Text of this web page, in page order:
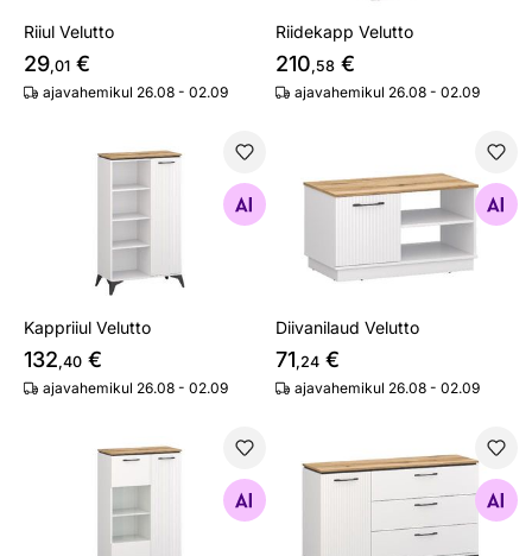
Riiul Velutto
29,01 €
ajavahemikul 26.08 - 02.09
Riidekapp Velutto
210,58 €
ajavahemikul 26.08 - 02.09
Kappriiul Velutto
132,40 €
ajavahemikul 26.08 - 02.09
Diivanilaud Velutto
Otsi sarnaseid
Diivanilaud Velutto
71,24 €
ajavahemikul 26.08 - 02.09
Kummut Velutto
Otsi sarnaseid